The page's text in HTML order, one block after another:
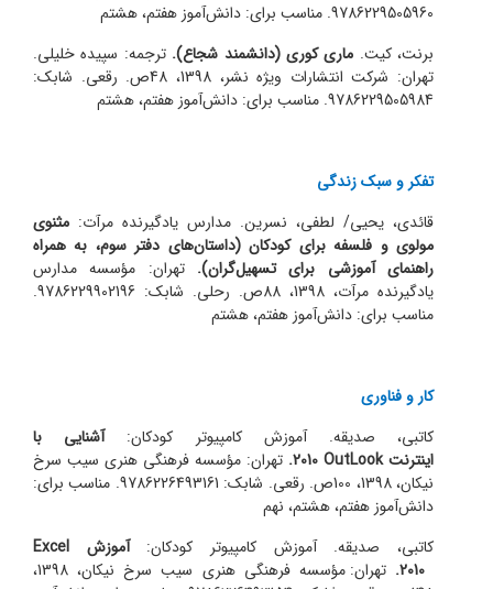
9786229505960. مناسب برای: دانش‌آموز هفتم، هشتم
برنت، کیت. ماری کوری (دانشمند شجاع).ترجمه: سپیده خلیلی.
تهران: شرکت انتشارات ویژه نشر، 1398، 48ص. رقعی. شابک:
9786229505984. مناسب برای: دانش‌آموز هفتم، هشتم
تفکر و سبک زندگی
قائدی، یحیی/ لطفی، نسرین. مدارس یادگیرنده مرآت: مثنوی
مولوی و فلسفه برای کودکان (داستان‌های دفتر سوم، به همراه
راهنمای آموزشی برای تسهیل‌گران).تهران: مؤسسه مدارس
یادگیرنده مرآت، 1398، 88ص. رحلی. شابک: 9786229902196.
مناسب برای: دانش‌آموز هفتم، هشتم
کار و فناوری
کاتبی، صدیقه. آموزش کامپیوتر کودکان:آشنایی با
اینترنتOutLook
2010. تهران: مؤسسه فرهنگی هنری سیب سرخ
نیکان، 1398، 100ص. رقعی. شابک: 9786226493161. مناسب برای:
دانش‌آموز هفتم، هشتم، نهم
کاتبی، صدیقه. آموزش کامپیوتر کودکان:آموزش Excel
2010.
تهران: مؤسسه فرهنگی هنری سیب سرخ نیکان، 1398،